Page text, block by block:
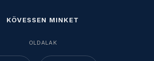
KÖVESSEN MINKET
OLDALAK